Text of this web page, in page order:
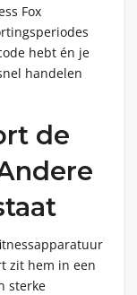
Fox
hebt én je
handelen
de
zit hem in een
sterke